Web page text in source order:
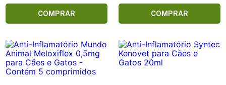
COMPRAR COMPRAR